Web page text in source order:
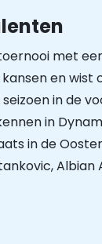
met
en wist
in de
in
in de